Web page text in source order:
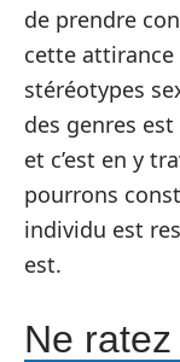
de prendre
cette
stéréotypes
des genres
et c’est en y
pourrons
individu est
est.
Ne